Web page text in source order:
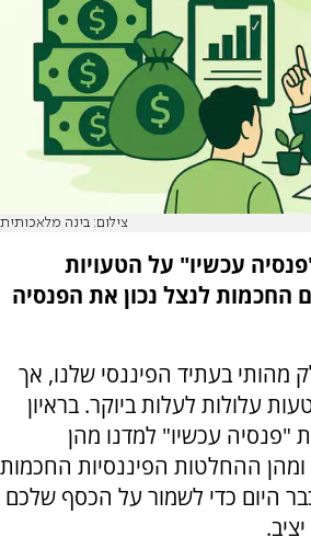
צילום: בינה מלאכותית
עכשיו" על הטעויות
החכמות לנצל נכון את הפנסיה
מהותי בעתיד הפיננסי שלנו, אך
עלולות לעלות ביוקר. בראיון
"פנסיה עכשיו" למדנו מהן
ומהן ההחלטות הפיננסיות החכמות
היום כדי לשמור על הכסף שלכם